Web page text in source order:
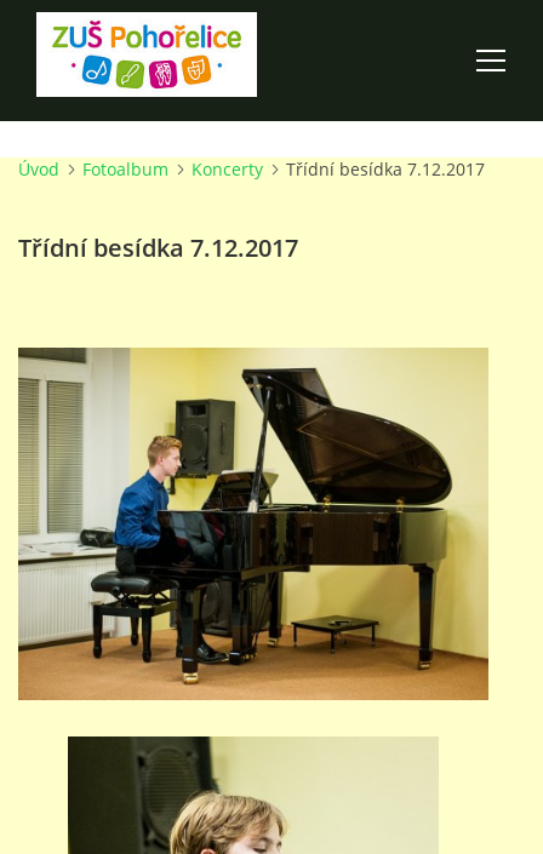
ÚVOD
100 LET ZUŠ POHOŘELICE
O ŠKOLE
PRO RODIČE
TALENTOVÉ ZKOUŠKY
STUDIJNÍ OBORY
VIDEA - FILMOVÁ TVORBA
PEDAGOGICKÝ SBOR
Úvod Fotoalbum Koncerty Třídní besídka 7.12.2017
Třídní besídka 7.12.2017